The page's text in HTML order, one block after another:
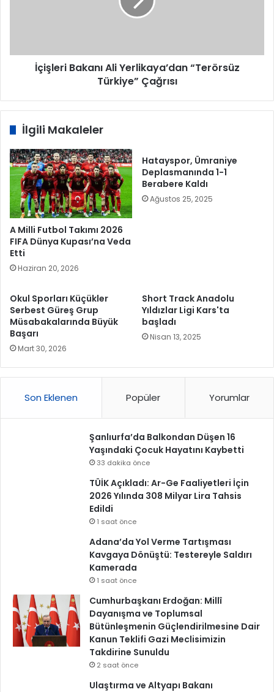
İçişleri Bakanı Ali Yerlikaya’dan “Terörsüz
Türkiye” Çağrısı
İlgili Makaleler
A Milli Futbol Takımı 2026
FIFA Dünya Kupası’na Veda
Etti
Haziran 20, 2026
Hatayspor, Ümraniye
Deplasmanında 1-1
Berabere Kaldı
Ağustos 25, 2025
Okul Sporları Küçükler
Serbest Güreş Grup
Müsabakalarında Büyük
Başarı
Mart 30, 2026
Short Track Anadolu
Yıldızlar Ligi Kars'ta
başladı
Nisan 13, 2025
Son Eklenen Popüler Yorumlar
Şanlıurfa’da Balkondan Düşen 16
Yaşındaki Çocuk Hayatını Kaybetti
33 dakika önce
TÜİK Açıkladı: Ar-Ge Faaliyetleri İçin
2026 Yılında 308 Milyar Lira Tahsis
Edildi
1 saat önce
Adana’da Yol Verme Tartışması
Kavgaya Dönüştü: Testereyle Saldırı
Kamerada
1 saat önce
Cumhurbaşkanı Erdoğan: Millî
Dayanışma ve Toplumsal
Bütünleşmenin Güçlendirilmesine Dair
Kanun Teklifi Gazi Meclisimizin
Takdirine Sunuldu
2 saat önce
Ulaştırma ve Altyapı Bakanı